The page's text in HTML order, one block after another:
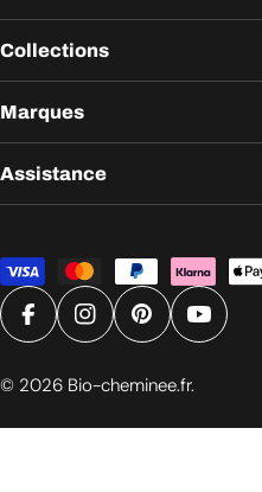
Collections
Marques
Assistance
Modes
de
paiement
FacebookInstagramPinterestYouTube
© 2026 Bio-cheminee.fr.